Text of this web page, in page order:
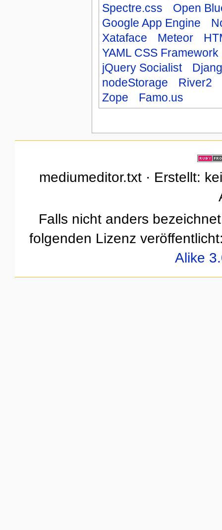
Spectre.css
Open
Google App Engine
Xataface
Meteor
YAML CSS Framework
jQuery Socialist
nodeStorage
River2
Zope
Famo.us
mediumeditor.txt · Erstellt:
Falls nicht anders
folgenden Lizenz
Alike